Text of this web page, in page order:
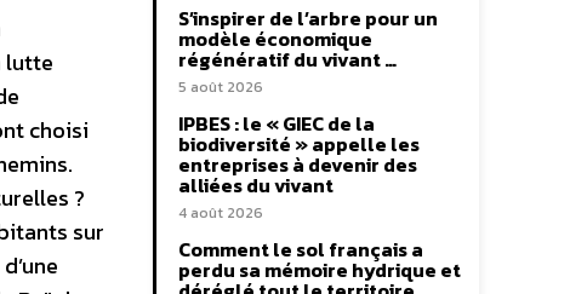
lutte
choisi
?
sur
S’inspirer de l’arbre pour un
modèle économique
régénératif du vivant …
5 août 2026
IPBES : le « GIEC de la
biodiversité » appelle les
entreprises à devenir des
alliées du vivant
4 août 2026
Comment le sol français a
perdu sa mémoire hydrique et